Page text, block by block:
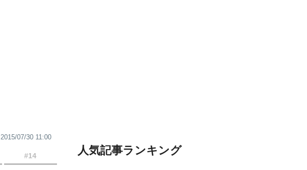
2015/07/30 11:00
#14 人気記事ランキング